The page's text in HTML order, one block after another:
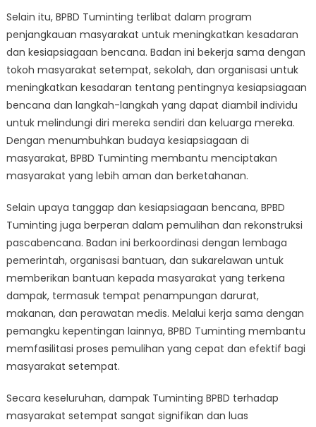
Selain itu, BPBD Tuminting terlibat dalam program
penjangkauan masyarakat untuk meningkatkan kesadaran
dan kesiapsiagaan bencana. Badan ini bekerja sama dengan
tokoh masyarakat setempat, sekolah, dan organisasi untuk
meningkatkan kesadaran tentang pentingnya kesiapsiagaan
bencana dan langkah-langkah yang dapat diambil individu
untuk melindungi diri mereka sendiri dan keluarga mereka.
Dengan menumbuhkan budaya kesiapsiagaan di
masyarakat, BPBD Tuminting membantu menciptakan
masyarakat yang lebih aman dan berketahanan.
Selain upaya tanggap dan kesiapsiagaan bencana, BPBD
Tuminting juga berperan dalam pemulihan dan rekonstruksi
pascabencana. Badan ini berkoordinasi dengan lembaga
pemerintah, organisasi bantuan, dan sukarelawan untuk
memberikan bantuan kepada masyarakat yang terkena
dampak, termasuk tempat penampungan darurat,
makanan, dan perawatan medis. Melalui kerja sama dengan
pemangku kepentingan lainnya, BPBD Tuminting membantu
memfasilitasi proses pemulihan yang cepat dan efektif bagi
masyarakat setempat.
Secara keseluruhan, dampak Tuminting BPBD terhadap
masyarakat setempat sangat signifikan dan luas